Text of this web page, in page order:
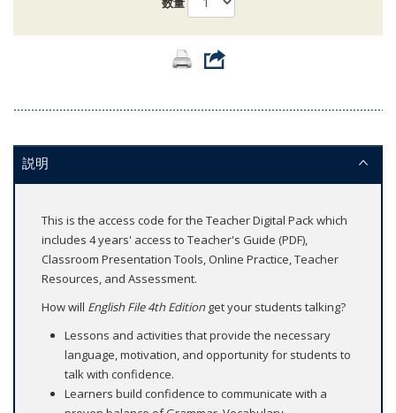
説明
This is the access code for the Teacher Digital Pack which
includes 4 years' access to Teacher's Guide (PDF),
Classroom Presentation Tools, Online Practice, Teacher
Resources, and Assessment.
How will English File 4th Editionget your students talking?
Lessons and activities that provide the necessary
language, motivation, and opportunity for students to
talk with confidence.
Learners build confidence to communicate with a